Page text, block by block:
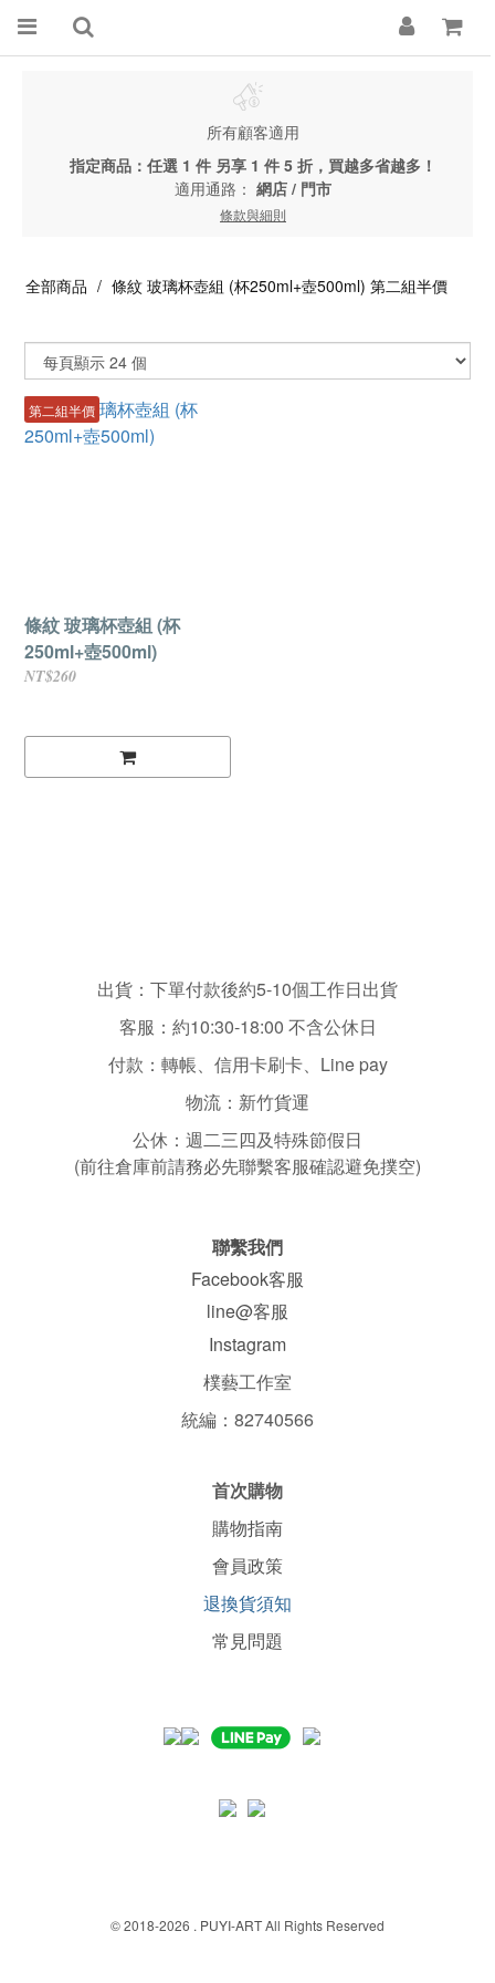
所有顧客適用
指定商品：任選 1 件 另享 1 件 5 折，買越多省越多！
適用通路： 網店 / 門市
條款與細則
全部商品 條紋 玻璃杯壺組 (杯250ml+壺500ml) 第二組半價
第二組半價
條紋 玻璃杯壺組 (杯
250ml+壺500ml)
NT$260
出貨：下單付款後約5-10個工作日出貨
客服： 約10:30-18:00 不含公休日
付款：轉帳、信用卡刷卡、Line pay
物流：新竹貨運
公休： 週二三四及特殊節假日
(前往倉庫前請務必先聯繫客服確認避免撲空)
聯繫我們
Facebook客服
line@客服
Instagram
樸藝工作室
統編：82740566
首次購物
購物指南
會員政策
退換貨須知
常見問題
© 2018-2026 . PUYI-ARTAll Rights Reserved